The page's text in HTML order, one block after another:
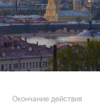
Окончание действия